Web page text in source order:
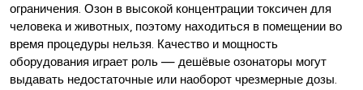
ограничения. Озон в высокой концентрации токсичен для
человека и животных, поэтому находиться в помещении во
время процедуры нельзя. Качество и мощность
оборудования играет роль — дешёвые озонаторы могут
выдавать недостаточные или наоборот чрезмерные дозы.